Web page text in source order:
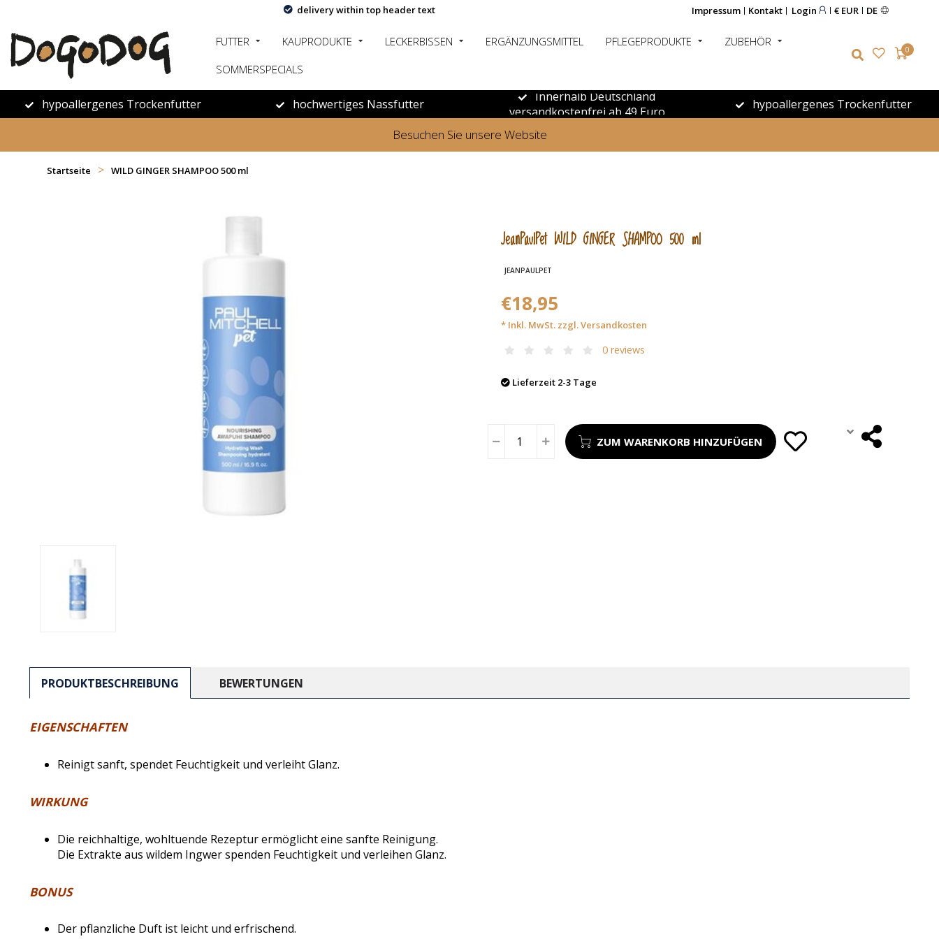
delivery within top header text Impressum Kontakt Login € EUR DE
FUTTER KAUPRODUKTE LECKERBISSEN ERGÄNZUNGSMITTEL PFLEGEPRODUKTE
ZUBEHÖR
SOMMERSPECIALS
0
hypoallergenes Trockenfutter hochwertiges Nassfutter
Innerhalb Deutschland
versandkostenfrei ab 49 Euro
hypoallergenes Trockenfutter
Besuchen Sie unsere Website
Startseite > WILD GINGER SHAMPOO 500 ml
JeanPaulPet WILD GINGER SHAMPOO 500 ml
JEANPAULPET
€18,95
* Inkl. MwSt. zzgl.Versandkosten
0 reviews
Lieferzeit 2-3 Tage
ZUM WARENKORB HINZUFÜGEN
PRODUKTBESCHREIBUNG BEWERTUNGEN
EIGENSCHAFTEN
Reinigt sanft, spendet Feuchtigkeit und verleiht Glanz.
WIRKUNG
Die reichhaltige, wohltuende Rezeptur ermöglicht eine sanfte Reinigung.
Die Extrakte aus wildem Ingwer spenden Feuchtigkeit und verleihen Glanz.
BONUS
Der pflanzliche Duft ist leicht und erfrischend.